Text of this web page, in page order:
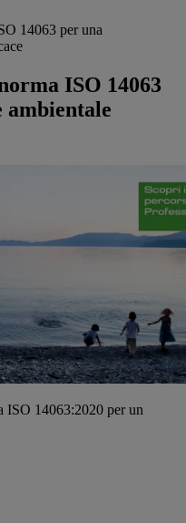
14063 per una
ISO 14063
ambientale
ISO 14063:2020 per un